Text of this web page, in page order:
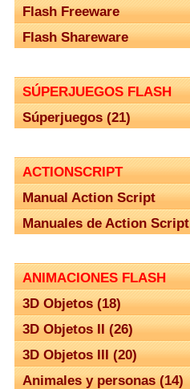
Flash Freeware
Flash Shareware
SÚPERJUEGOS FLASH
Súperjuegos (21)
ACTIONSCRIPT
Manual Action Script
Manuales de Action Script
ANIMACIONES FLASH
3D Objetos (18)
3D Objetos II (26)
3D Objetos III (20)
Animales y personas (14)